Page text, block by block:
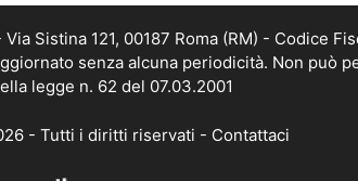
Sistina 121, 00187 Roma (RM) - Codice
senza alcuna periodicità. Non può
legge n. 62 del 07.03.2001
- Tutti i diritti riservati - Contattaci